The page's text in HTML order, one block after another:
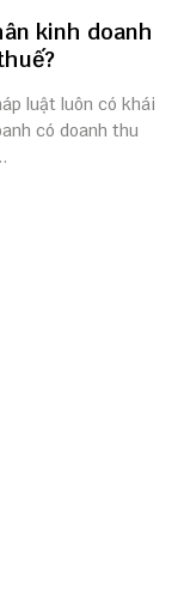
kinh doanh
luật luôn có khái
có doanh thu